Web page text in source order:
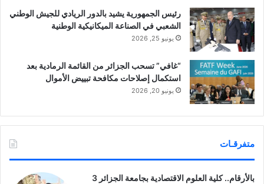
رئيس الجمهورية يشيد بالدور الريادي للجيش الوطني
الشعبي في الصناعة الميكانيكية الوطنية
يونيو 25, 2026
“غافي” تسحب الجزائر من القائمة الرمادية بعد
استكمال إصلاحات مكافحة تبييض الأموال
يونيو 20, 2026
متفرقـات
بالأرقام.. كلية العلوم الاقتصادية بجامعة الجزائر 3